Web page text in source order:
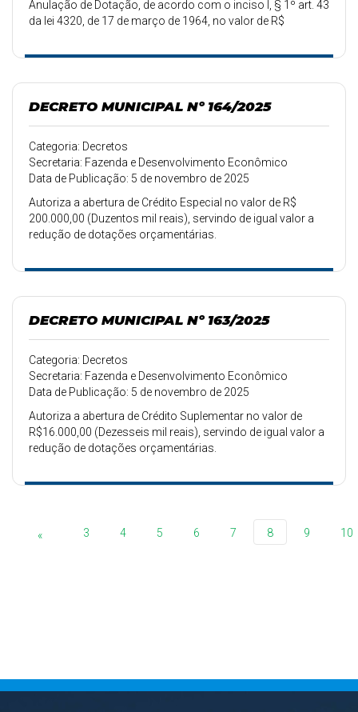
Anulação de Dotação, de acordo com o inciso I, § 1º art. 43
da lei 4320, de 17 de março de 1964, no valor de R$
DECRETO MUNICIPAL Nº 164/2025
Categoria: Decretos
Secretaria: Fazenda e Desenvolvimento Econômico
Data de Publicação: 5 de novembro de 2025
Autoriza a abertura de Crédito Especial no valor de R$
200.000,00 (Duzentos mil reais), servindo de igual valor a
redução de dotações orçamentárias.
DECRETO MUNICIPAL Nº 163/2025
Categoria: Decretos
Secretaria: Fazenda e Desenvolvimento Econômico
Data de Publicação: 5 de novembro de 2025
Autoriza a abertura de Crédito Suplementar no valor de
R$16.000,00 (Dezesseis mil reais), servindo de igual valor a
redução de dotações orçamentárias.
« 3 4 5 6 7 8 9 10